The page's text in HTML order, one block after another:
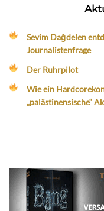
Sevim Dağdelen
Journalistenfrage
Der Ruhrpilot
Wie ein
„palästinensische“